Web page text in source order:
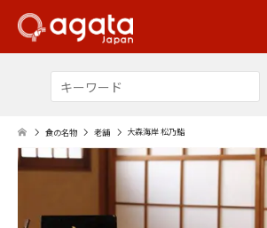
食の名物 老舗 大森海岸 松乃鮨